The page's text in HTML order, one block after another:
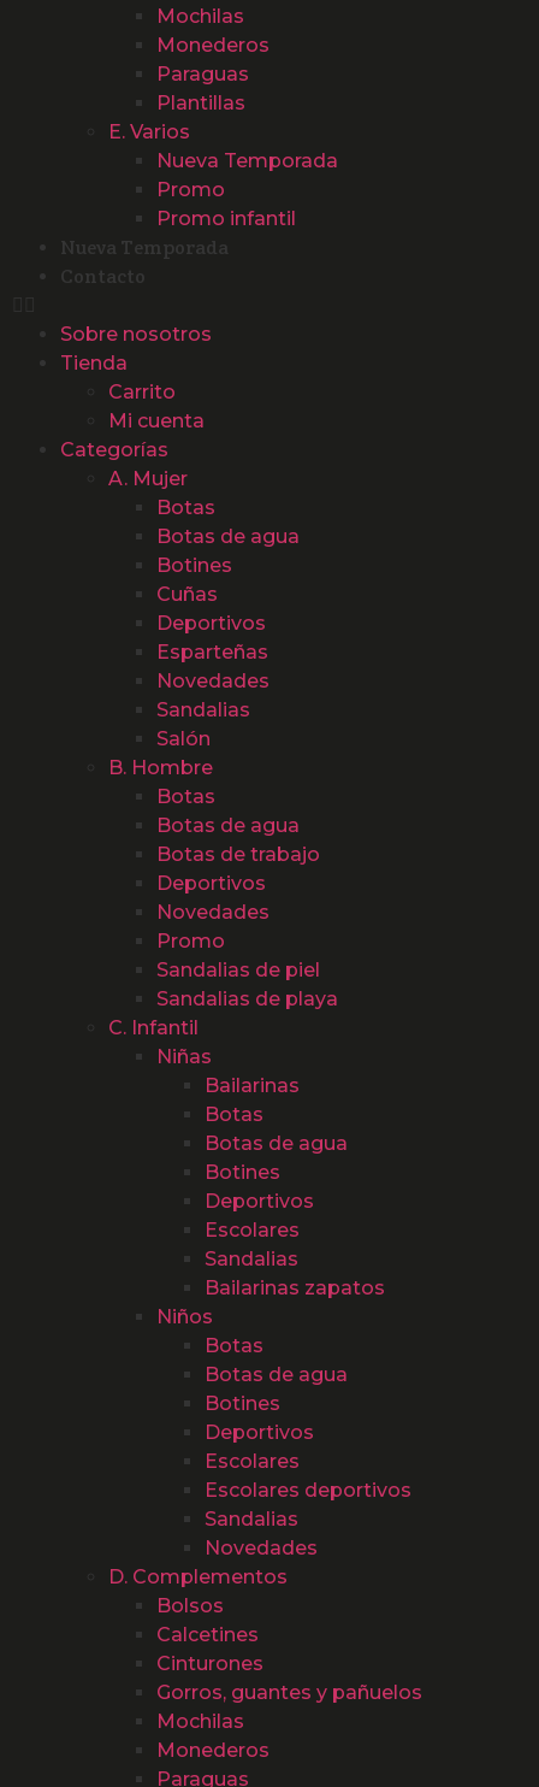
Mochilas
Monederos
Paraguas
Plantillas
E. Varios
Nueva Temporada
Promo
Promo infantil
Nueva Temporada
Contacto
Sobre nosotros
Tienda
Carrito
Mi cuenta
Categorías
A. Mujer
Botas
Botas de agua
Botines
Cuñas
Deportivos
Esparteñas
Novedades
Sandalias
Salón
B. Hombre
Botas
Botas de agua
Botas de trabajo
Deportivos
Novedades
Promo
Sandalias de piel
Sandalias de playa
C. Infantil
Niñas
Bailarinas
Botas
Botas de agua
Botines
Deportivos
Escolares
Sandalias
Bailarinas zapatos
Niños
Botas
Botas de agua
Botines
Deportivos
Escolares
Escolares deportivos
Sandalias
Novedades
D. Complementos
Bolsos
Calcetines
Cinturones
Gorros, guantes y pañuelos
Mochilas
Monederos
Paraguas